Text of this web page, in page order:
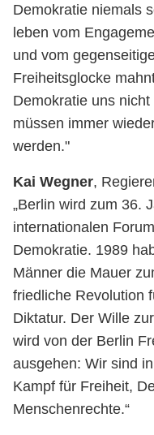
Demokratie niemals
leben vom
und vom
Freiheitsglocke
Demokratie uns
müssen immer
werden."
Kai Wegner,
„Berlin wird zum 36.
internationalen
Demokratie. 1989
Männer die Mauer
friedliche Revolution
Diktatur. Der Wille
wird von der Berlin
ausgehen: Wir sind
Kampf für Freiheit,
Menschenrechte.“